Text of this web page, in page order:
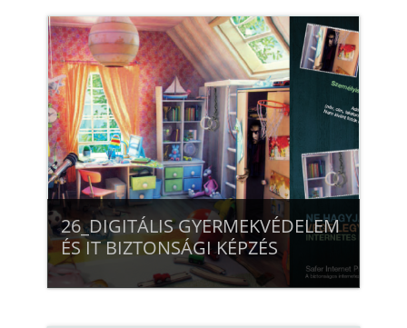
26_DIGITÁLIS GYERMEKVÉDELEM
ÉS IT BIZTONSÁGI KÉPZÉS